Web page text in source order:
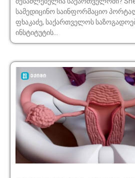
სამედიცინო საინფორმაციო
ფხაკაძე, საქართველოს
ინსტიტუტის...